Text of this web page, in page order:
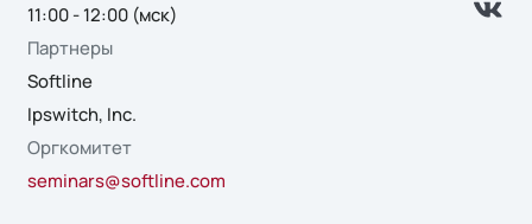
11:00 - 12:00 (мск)
Партнеры
Softline
Ipswitch, Inc.
Оргкомитет
seminars@softline.com